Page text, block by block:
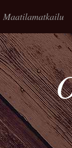
Maatilamatkailu